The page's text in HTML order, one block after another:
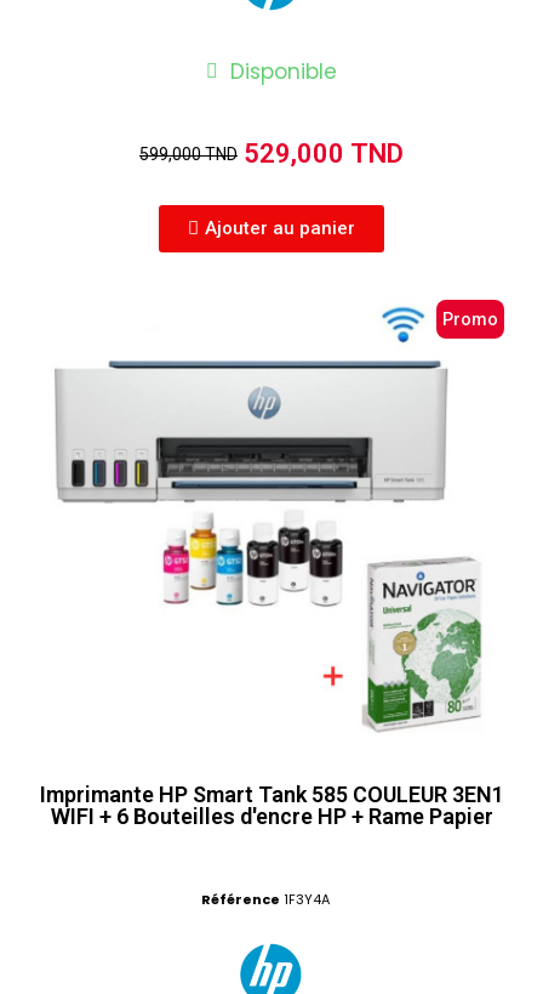
Disponible
599,000 TND 529,000 TND
Ajouter au panier
Promo
Imprimante HP Smart Tank 585 COULEUR 3EN1
WIFI + 6 Bouteilles d'encre HP + Rame Papier
Référence 1F3Y4A